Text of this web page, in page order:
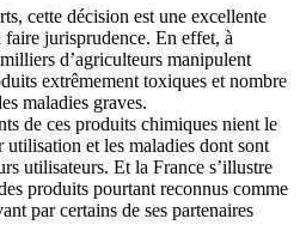
cette décision est une excellente
faire jurisprudence. En effet, à
d’agriculteurs manipulent
extrêmement toxiques et nombre
maladies graves.
de ces produits chimiques nient le
et les maladies dont sont
utilisateurs. Et la France s’illustre
produits pourtant reconnus comme
par certains de ses partenaires